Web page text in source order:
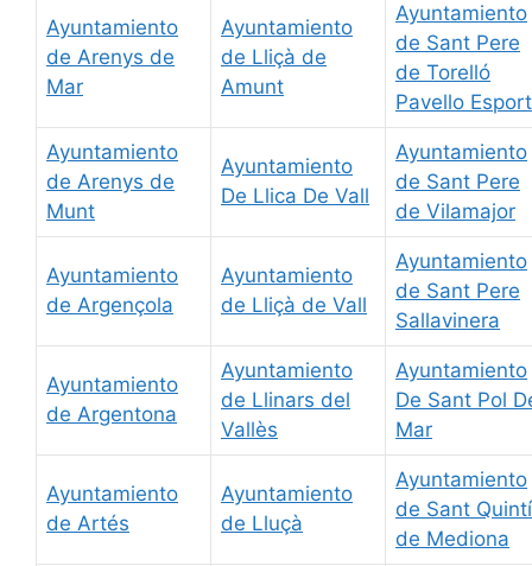
Ayuntamiento
de Arenys de
Mar
Ayuntamiento
de Lliçà de
Amunt
Ayuntamiento
de Sant Pere
de Torelló
Pavello
Ayuntamiento
de Arenys de
Munt
Ayuntamiento
De Llica De Vall
Ayuntamiento
de Sant Pere
de Vilamajor
Ayuntamiento
de Argençola
Ayuntamiento
de Lliçà de Vall
Ayuntamiento
de Sant Pere
Sallavinera
Ayuntamiento
de Argentona
Ayuntamiento
de Llinars del
Vallès
Ayuntamiento
De Sant Pol
Mar
Ayuntamiento
de Artés
Ayuntamiento
de Lluçà
Ayuntamiento
de Sant Quintí
de Mediona